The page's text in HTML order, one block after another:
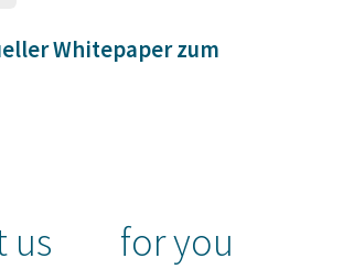
Whitepaper zum
us for you